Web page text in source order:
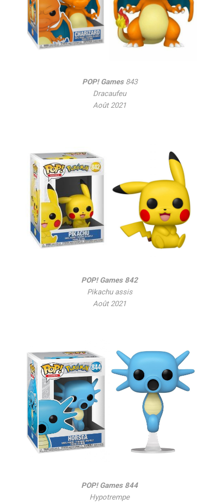
POP! Games 843
Dracaufeu
Août 2021
POP! Games 842
Pikachu assis
Août 2021
POP! Games 844
Hypotrempe